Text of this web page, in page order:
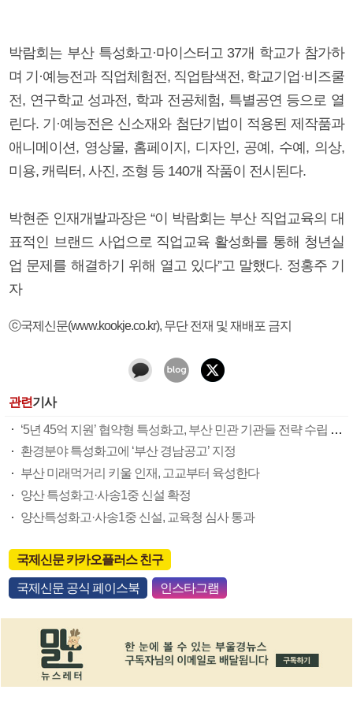
박람회는 부산 특성화고·마이스터고 37개 학교가 참가하
며 기·예능전과 직업체험전, 직업탐색전, 학교기업·비즈쿨
전, 연구학교 성과전, 학과 전공체험, 특별공연 등으로 열
린다. 기·예능전은 신소재와 첨단기법이 적용된 제작품과
애니메이션, 영상물, 홈페이지, 디자인, 공예, 수예, 의상,
미용, 캐릭터, 사진, 조형 등 140개 작품이 전시된다.
박현준 인재개발과장은 “이 박람회는 부산 직업교육의 대
표적인 브랜드 사업으로 직업교육 활성화를 통해 청년실
업 문제를 해결하기 위해 열고 있다”고 말했다. 정홍주 기
자
ⓒ국제신문(www.kookje.co.kr), 무단 전재 및 재배포 금지
관련기사
‘5년 45억 지원’ 협약형 특성화고, 부산 민관 기관들 전략 수립 맞손
환경분야 특성화고에 ‘부산 경남공고’ 지정
부산 미래먹거리 키울 인재, 고교부터 육성한다
양산 특성화고·사송1중 신설 확정
양산특성화고·사송1중 신설, 교육청 심사 통과
국제신문 카카오플러스 친구
국제신문 공식 페이스북 인스타그램